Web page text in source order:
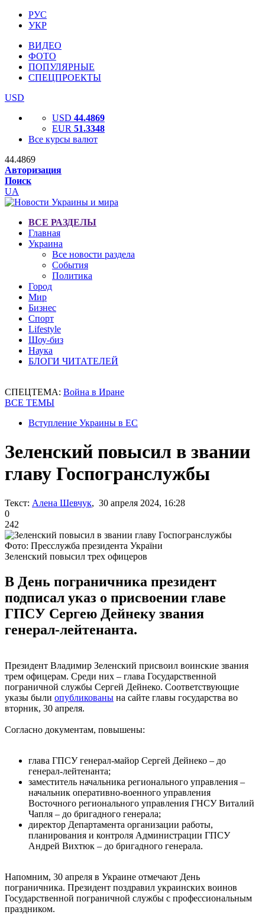
РУС
УКР
ВИДЕО
ФОТО
ПОПУЛЯРНЫЕ
СПЕЦПРОЕКТЫ
USD
USD 44.4869
EUR 51.3348
Все курсы валют
44.4869
Авторизация
Поиск
UA
ВСЕ РАЗДЕЛЫ
Главная
Украина
Все новости раздела
События
Политика
Город
Мир
Бизнес
Спорт
Lifestyle
Шоу-биз
Наука
БЛОГИ ЧИТАТЕЛЕЙ
СПЕЦТЕМА: Война в Иране
ВСЕ ТЕМЫ
Вступление Украины в ЕС
Зеленский повысил в звании
главу Госпогранслужбы
Текст: Алена Шевчук, 30 апреля 2024, 16:28
0
242
Фото: Пресслужба президента України
Зеленский повысил трех офицеров
В День пограничника президент
подписал указ о присвоении главе
ГПСУ Сергею Дейнеку звания
генерал-лейтенанта.
Президент Владимир Зеленский присвоил воинские звания
трем офицерам. Среди них – глава Государственной
пограничной службы Сергей Дейнеко. Соответствующие
указы были опубликованы на сайте главы государства во
вторник, 30 апреля.
Согласно документам, повышены:
глава ГПСУ генерал-майор Сергей Дейнеко – до
генерал-лейтенанта;
заместитель начальника регионального управления –
начальник оперативно-военного управления
Восточного регионального управления ГНСУ Виталий
Чапля – до бригадного генерала;
директор Департамента организации работы,
планирования и контроля Администрации ГПСУ
Андрей Вихтюк – до бригадного генерала.
Напомним, 30 апреля в Украине отмечают День
пограничника. Президент поздравил украинских воинов
Государственной пограничной службы с профессиональным
праздником.